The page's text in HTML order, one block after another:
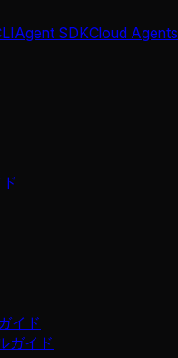
Agent SDKCloud Agents
イド
ガイド